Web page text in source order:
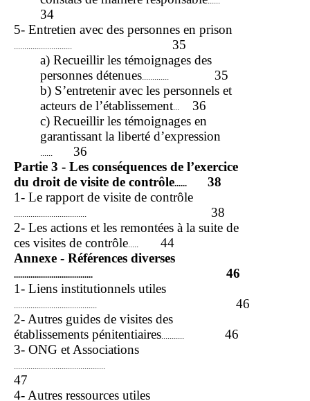
34
5- Entretien avec des personnes en prison
35
a) Recueillir les témoignages des
personnes détenues.............
35
b) S’entretenir avec les personnels et
acteurs de l’établissement...
36
c) Recueillir les témoignages en
garantissant la liberté d’expression
36
Partie 3 - Les conséquences de l’exercice
du droit de visite de contrôle......
38
1- Le rapport de visite de contrôle
38
2- Les actions et les remontées à la suite de
ces visites de contrôle
44
Annexe - Références diverses
......................................
46
1- Liens institutionnels utiles
46
2- Autres guides de visites des
établissements pénitentiaires
46
3- ONG et Associations
47
4- Autres ressources utiles